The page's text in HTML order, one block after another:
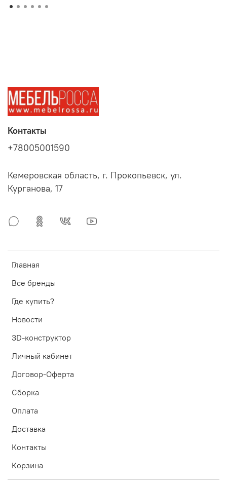
Главная
Все бренды
Где купить?
Новости
3D-конструктор
Личный кабинет
Договор-Оферта
Сборка
Оплата
Доставка
Контакты
Корзина
Контакты
+78005001590
Кемеровская область, г. Прокопьевск, ул.
Курганова, 17